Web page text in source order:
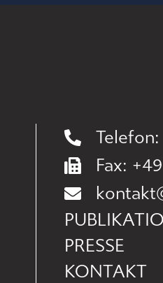
Telefon:
Fax:
PRESSE
KONTAKT